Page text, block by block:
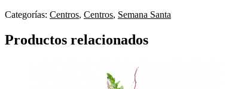
Categorías: Centros, Centros, Semana Santa
Productos relacionados